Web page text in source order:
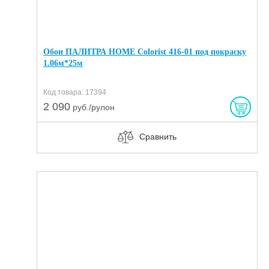
Обои ПАЛИТРА HOME Colorist 416-01 под покраску
1.06м*25м
Код товара: 17394
2 090 руб./рулон
Сравнить